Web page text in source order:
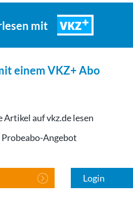
mit VKZ
einem VKZ+ Abo
Artikel auf vkz.de lesen
Angebot
Login